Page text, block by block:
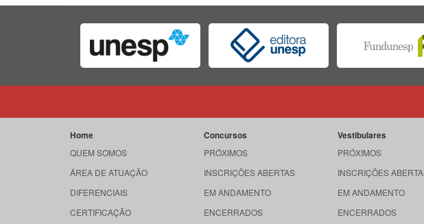
Home
QUEM SOMOS
ÁREA DE ATUAÇÃO
DIFERENCIAIS
CERTIFICAÇÃO
Concursos
PRÓXIMOS
INSCRIÇÕES ABERTAS
EM ANDAMENTO
ENCERRADOS
Vestibulares
PRÓXIMOS
INSCRIÇÕES
EM ANDAMENTO
ENCERRADOS